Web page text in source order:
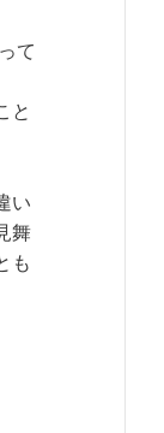
て
と
い
舞
も